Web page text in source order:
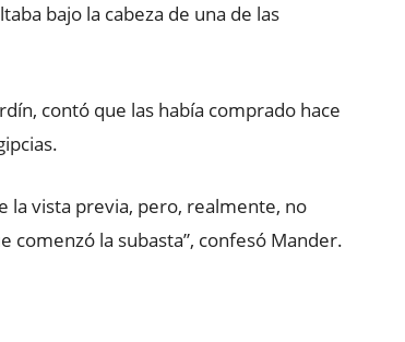
bajo la cabeza de una de las
contó que las había comprado hace
la vista previa, pero, realmente, no
comenzó la subasta”, confesó Mander.